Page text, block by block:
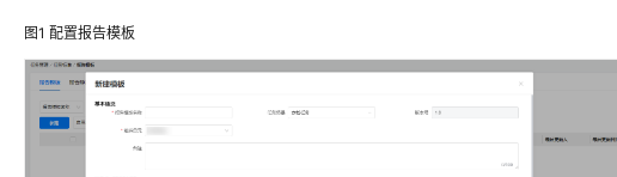
图1 配置报告模板